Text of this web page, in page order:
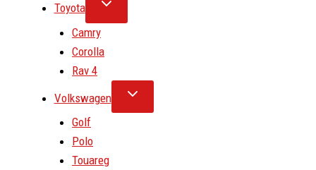
Toyota
Camry
Corolla
Rav 4
Volkswagen
Golf
Polo
Touareg